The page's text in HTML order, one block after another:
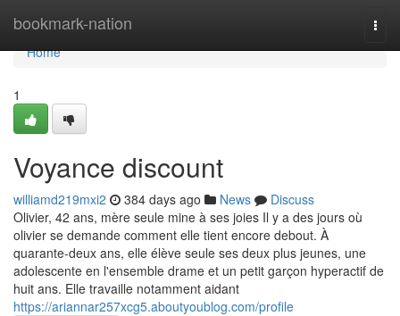
bookmark-nation
Home
Home
1
Voyance discount
williamd219mxi2 384 days ago News
Discuss
Olivier, 42 ans, mère seule mine à ses joies Il y a des jours où
olivier se demande comment elle tient encore debout. À
quarante-deux ans, elle élève seule ses deux plus jeunes, une
adolescente en l'ensemble drame et un petit garçon hyperactif de
huit ans. Elle travaille notamment aidant
https://ariannar257xcg5.aboutyoublog.com/profile